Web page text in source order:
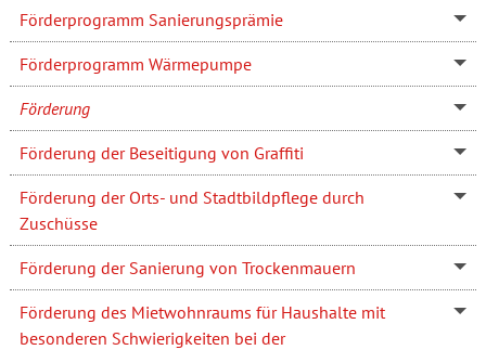
Förderprogramm Sanierungsprämie
Förderprogramm Wärmepumpe
Förderung
Förderung der Beseitigung von Graffiti
Förderung der Orts- und Stadtbildpflege durch
Zuschüsse
Förderung der Sanierung von Trockenmauern
Förderung des Mietwohnraums für Haushalte mit
besonderen Schwierigkeiten bei der